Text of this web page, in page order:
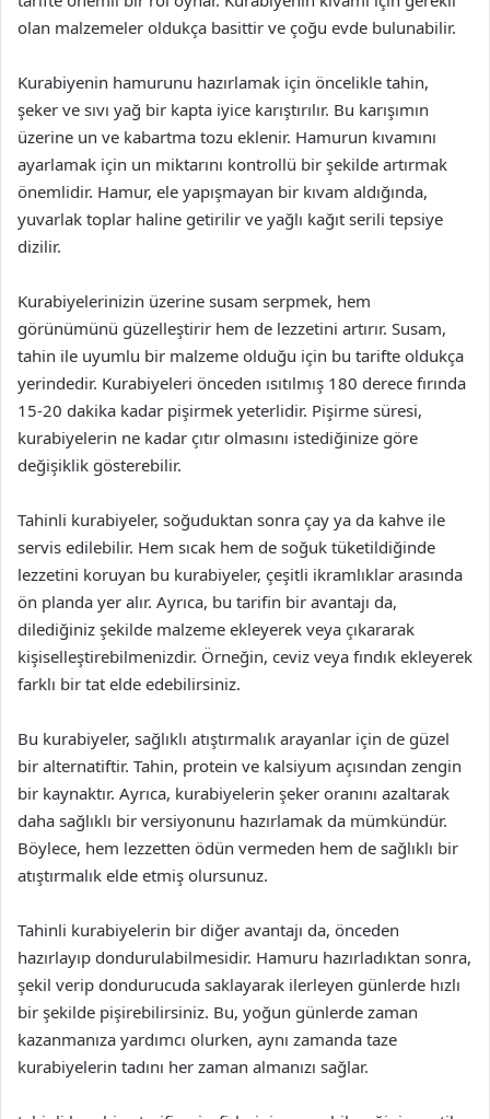
olan malzemeler oldukça basittir ve çoğu evde bulunabilir.
Kurabiyenin hamurunu hazırlamak için öncelikle tahin,
şeker ve sıvı yağ bir kapta iyice karıştırılır. Bu karışımın
üzerine un ve kabartma tozu eklenir. Hamurun kıvamını
ayarlamak için un miktarını kontrollü bir şekilde artırmak
önemlidir. Hamur, ele yapışmayan bir kıvam aldığında,
yuvarlak toplar haline getirilir ve yağlı kağıt serili tepsiye
dizilir.
Kurabiyelerinizin üzerine susam serpmek, hem
görünümünü güzelleştirir hem de lezzetini artırır. Susam,
tahin ile uyumlu bir malzeme olduğu için bu tarifte oldukça
yerindedir. Kurabiyeleri önceden ısıtılmış 180 derece fırında
15-20 dakika kadar pişirmek yeterlidir. Pişirme süresi,
kurabiyelerin ne kadar çıtır olmasını istediğinize göre
değişiklik gösterebilir.
Tahinli kurabiyeler, soğuduktan sonra çay ya da kahve ile
servis edilebilir. Hem sıcak hem de soğuk tüketildiğinde
lezzetini koruyan bu kurabiyeler, çeşitli ikramlıklar arasında
ön planda yer alır. Ayrıca, bu tarifin bir avantajı da,
dilediğiniz şekilde malzeme ekleyerek veya çıkararak
kişiselleştirebilmenizdir. Örneğin, ceviz veya fındık ekleyerek
farklı bir tat elde edebilirsiniz.
Bu kurabiyeler, sağlıklı atıştırmalık arayanlar için de güzel
bir alternatiftir. Tahin, protein ve kalsiyum açısından zengin
bir kaynaktır. Ayrıca, kurabiyelerin şeker oranını azaltarak
daha sağlıklı bir versiyonunu hazırlamak da mümkündür.
Böylece, hem lezzetten ödün vermeden hem de sağlıklı bir
atıştırmalık elde etmiş olursunuz.
Tahinli kurabiyelerin bir diğer avantajı da, önceden
hazırlayıp dondurulabilmesidir. Hamuru hazırladıktan sonra,
şekil verip dondurucuda saklayarak ilerleyen günlerde hızlı
bir şekilde pişirebilirsiniz. Bu, yoğun günlerde zaman
kazanmanıza yardımcı olurken, aynı zamanda taze
kurabiyelerin tadını her zaman almanızı sağlar.